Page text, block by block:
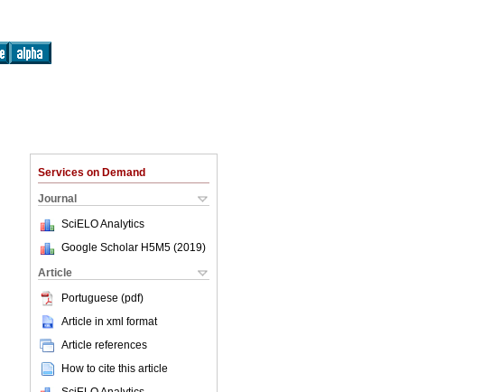
Services on Demand
Journal
SciELO Analytics
Google Scholar H5M5 (2019)
Article
Portuguese (pdf)
Article in xml format
Article references
How to cite this article